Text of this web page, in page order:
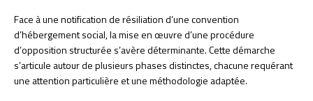
Face à une notification de résiliation d’une convention
d’hébergement social, la mise en œuvre d’une procédure
d’opposition structurée s’avère déterminante. Cette démarche
s’articule autour de plusieurs phases distinctes, chacune requérant
une attention particulière et une méthodologie adaptée.